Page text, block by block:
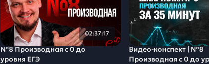
02:37:17
№8 Производная с 0 до
уровня ЕГЭ
Видео-конспект | №8
Производная с 0 до